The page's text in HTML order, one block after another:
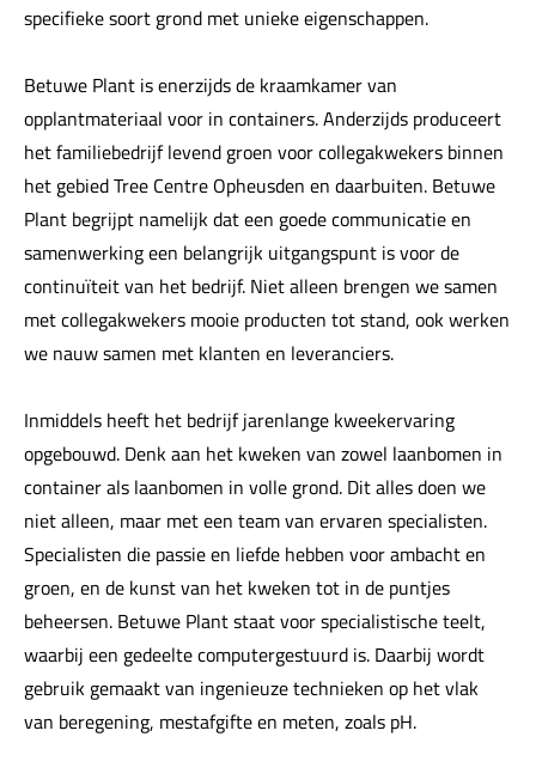
specifieke soort grond met unieke eigenschappen.
Betuwe Plant is enerzijds de kraamkamer van
opplantmateriaal voor in containers. Anderzijds produceert
het familiebedrijf levend groen voor collegakwekers binnen
het gebied Tree Centre Opheusden en daarbuiten. Betuwe
Plant begrijpt namelijk dat een goede communicatie en
samenwerking een belangrijk uitgangspunt is voor de
continuïteit van het bedrijf. Niet alleen brengen we samen
met collegakwekers mooie producten tot stand, ook werken
we nauw samen met klanten en leveranciers.
Inmiddels heeft het bedrijf jarenlange kweekervaring
opgebouwd. Denk aan het kweken van zowel laanbomen in
container als laanbomen in volle grond. Dit alles doen we
niet alleen, maar met een team van ervaren specialisten.
Specialisten die passie en liefde hebben voor ambacht en
groen, en de kunst van het kweken tot in de puntjes
beheersen. Betuwe Plant staat voor specialistische teelt,
waarbij een gedeelte computergestuurd is. Daarbij wordt
gebruik gemaakt van ingenieuze technieken op het vlak
van beregening, mestafgifte en meten, zoals pH.